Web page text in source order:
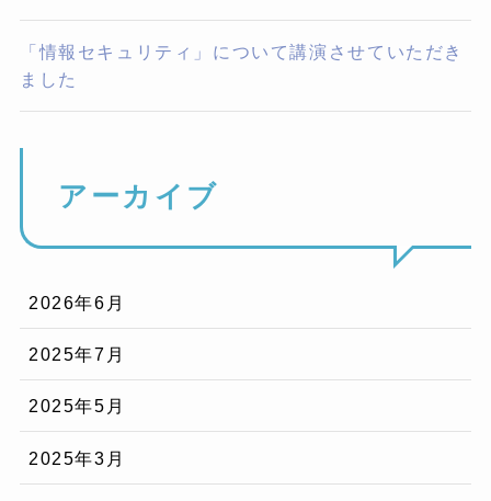
「情報セキュリティ」について講演させていただき
ました
アーカイブ
2026年6月
2025年7月
2025年5月
2025年3月